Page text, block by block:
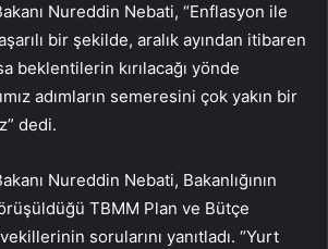
Nureddin Nebati, “Enflasyon ile
bir şekilde, aralık ayından itibaren
beklentilerin kırılacağı yönde
adımların semeresini çok yakın bir
dedi.
Nureddin Nebati, Bakanlığının
TBMM Plan ve Bütçe
sorularını yanıtladı. “Yurt